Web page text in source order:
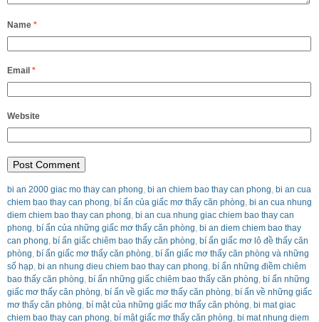
Name *
Email *
Website
bi an 2000 giac mo thay can phong, bi an chiem bao thay can phong, bi an cua
chiem bao thay can phong, bí ẩn của giấc mơ thấy căn phòng, bi an cua nhung
diem chiem bao thay can phong, bi an cua nhung giac chiem bao thay can
phong, bí ẩn của những giấc mơ thấy căn phòng, bi an diem chiem bao thay
can phong, bí ẩn giấc chiêm bao thấy căn phòng, bí ẩn giấc mơ lô đề thấy căn
phòng, bí ẩn giấc mơ thấy căn phòng, bí ẩn giấc mơ thấy căn phòng và những
số hạp, bi an nhung dieu chiem bao thay can phong, bí ẩn những điềm chiêm
bao thấy căn phòng, bí ẩn những giấc chiêm bao thấy căn phòng, bí ẩn những
giấc mơ thấy căn phòng, bí ẩn về giấc mơ thấy căn phòng, bí ẩn về những giấc
mơ thấy căn phòng, bí mật của những giấc mơ thấy căn phòng, bi mat giac
chiem bao thay can phong, bí mật giấc mơ thấy căn phòng, bi mat nhung diem